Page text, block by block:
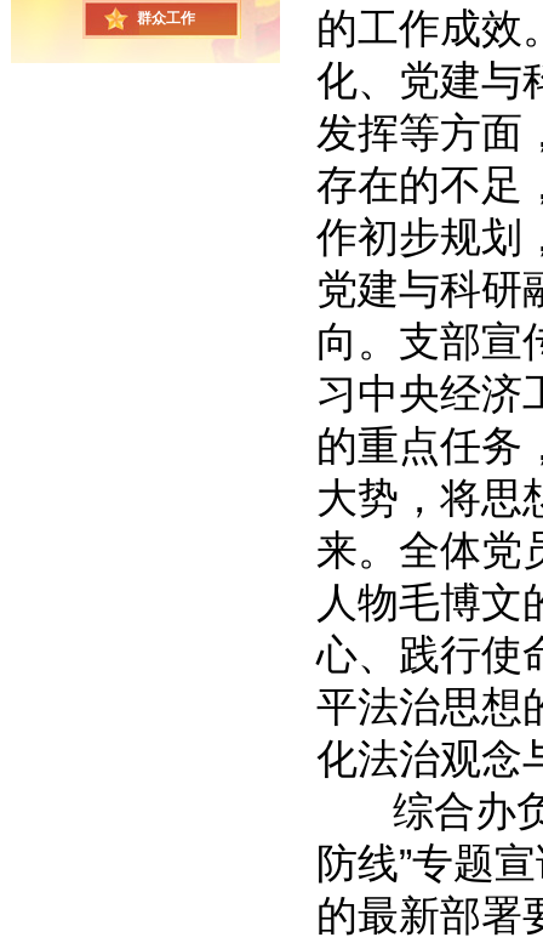
群众工作
的工作成效
化、党建与
发挥等方面
存在的不足
作初步规划
党建与科研
向。支部宣
习中央经济
的重点任务
大势，将思
来。全体党
人物毛博文
心、践行使
平法治思想
化法治观念
综合办负
防线”专题
的最新部署